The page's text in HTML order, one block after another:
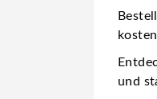
und